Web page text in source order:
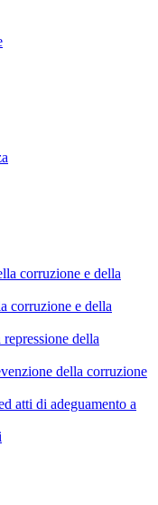
corruzione e della
corruzione e della
della
della corruzione
atti di adeguamento a